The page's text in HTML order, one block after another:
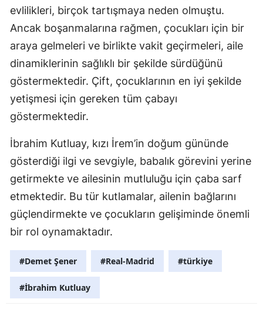
Sinop
Sivas
Tekirdağ
Tunceli
Şanlıurfa
Uşak
Van
evlilikleri, birçok tartışmaya neden olmuştu.
Ancak boşanmalarına rağmen, çocukları için bir
araya gelmeleri ve birlikte vakit geçirmeleri, aile
dinamiklerinin sağlıklı bir şekilde sürdüğünü
göstermektedir. Çift, çocuklarının en iyi şekilde
yetişmesi için gereken tüm çabayı
göstermektedir.
İbrahim Kutluay, kızı İrem’in doğum gününde
gösterdiği ilgi ve sevgiyle, babalık görevini yerine
getirmekte ve ailesinin mutluluğu için çaba sarf
etmektedir. Bu tür kutlamalar, ailenin bağlarını
güçlendirmekte ve çocukların gelişiminde önemli
bir rol oynamaktadır.
#Demet Şener #Real-Madrid #türkiye
#İbrahim Kutluay